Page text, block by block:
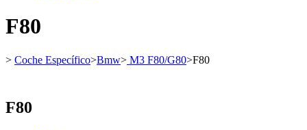
F80
> Coche Específico>Bmw> M3 F80/G80>F80
F80